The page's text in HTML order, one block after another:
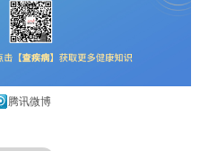
腾讯微博